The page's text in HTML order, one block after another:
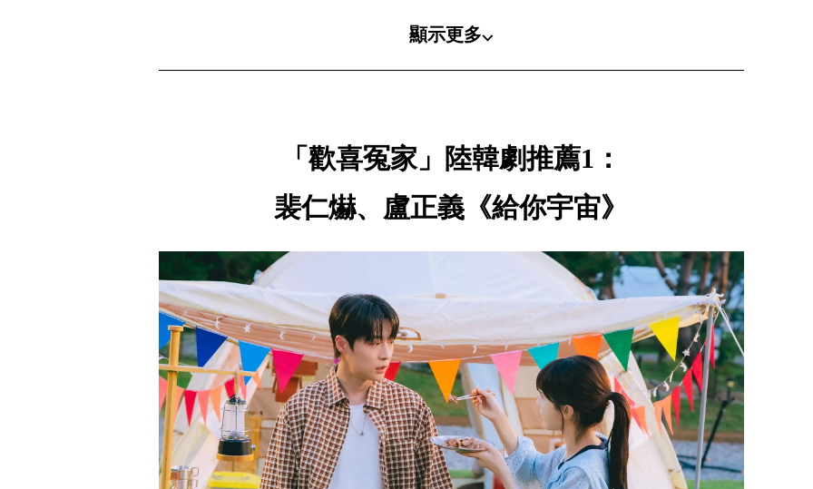
顯示更多⌵
「歡喜冤家」陸韓劇推薦1：
裴仁爀、盧正義《給你宇宙》